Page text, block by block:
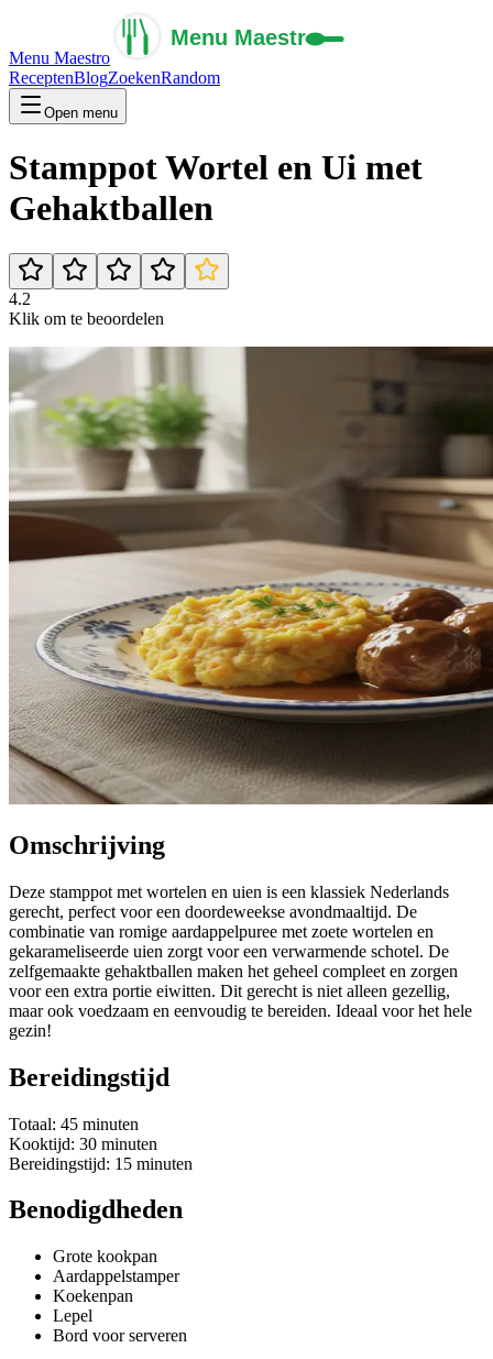
Menu Maestro
ReceptenBlogZoekenRandom
Open menu
Stamppot Wortel en Ui met
Gehaktballen
4.2
Klik om te beoordelen
Omschrijving
Deze stamppot met wortelen en uien is een klassiek Nederlands
gerecht, perfect voor een doordeweekse avondmaaltijd. De
combinatie van romige aardappelpuree met zoete wortelen en
gekarameliseerde uien zorgt voor een verwarmende schotel. De
zelfgemaakte gehaktballen maken het geheel compleet en zorgen
voor een extra portie eiwitten. Dit gerecht is niet alleen gezellig,
maar ook voedzaam en eenvoudig te bereiden. Ideaal voor het hele
gezin!
Bereidingstijd
Totaal: 45 minuten
Kooktijd: 30 minuten
Bereidingstijd: 15 minuten
Benodigdheden
Grote kookpan
Aardappelstamper
Koekenpan
Lepel
Bord voor serveren